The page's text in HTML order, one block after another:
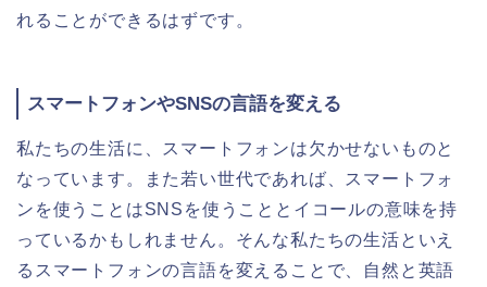
れることができるはずです。
スマートフォンやSNSの言語を変える
私たちの生活に、スマートフォンは欠かせないものと
なっています。また若い世代であれば、スマートフォ
ンを使うことはSNSを使うこととイコールの意味を持
っているかもしれません。そんな私たちの生活といえ
るスマートフォンの言語を変えることで、自然と英語